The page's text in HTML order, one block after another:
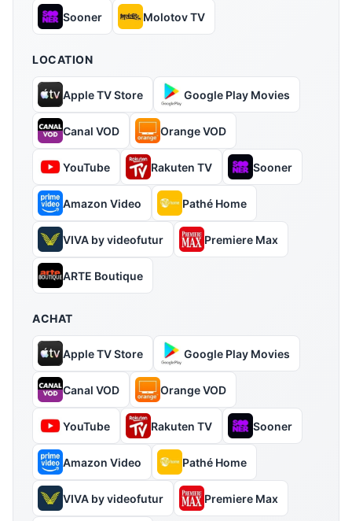
Sooner Molotov TV
LOCATION
Apple TV Store Google Play Movies
Canal VOD Orange VOD
YouTube Rakuten TV Sooner
Amazon Video Pathé Home
VIVA by videofutur Premiere Max
ARTE Boutique
ACHAT
Apple TV Store Google Play Movies
Canal VOD Orange VOD
YouTube Rakuten TV Sooner
Amazon Video Pathé Home
VIVA by videofutur Premiere Max